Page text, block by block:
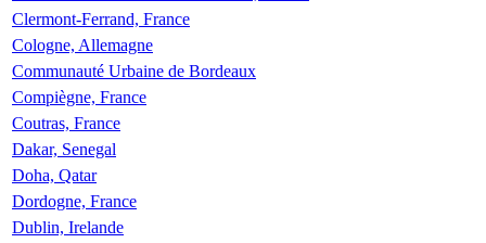
Clermont-Ferrand, France
Cologne, Allemagne
Communauté Urbaine de Bordeaux
Compiègne, France
Coutras, France
Dakar, Senegal
Doha, Qatar
Dordogne, France
Dublin, Irelande